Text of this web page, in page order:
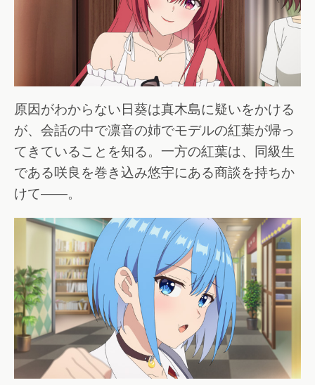
原因がわからない日葵は真木島に疑いをかける
が、会話の中で凛音の姉でモデルの紅葉が帰っ
てきていることを知る。一方の紅葉は、同級生
である咲良を巻き込み悠宇にある商談を持ちか
けて――。